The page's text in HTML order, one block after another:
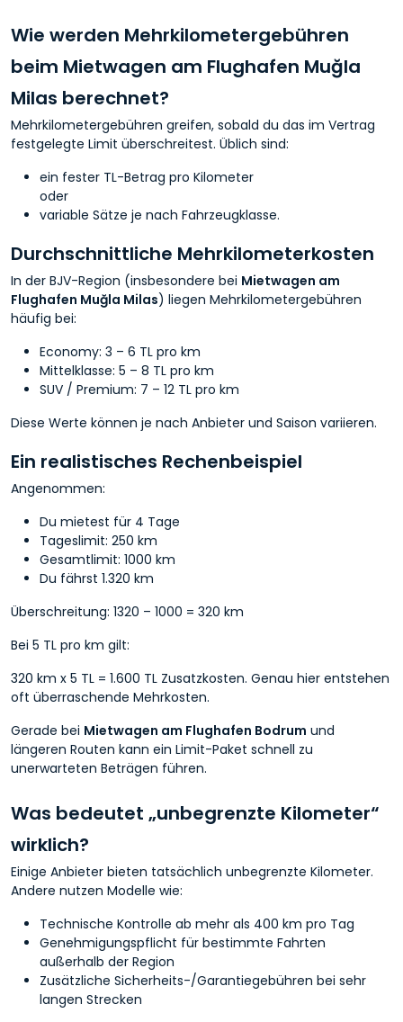
Wie werden Mehrkilometergebühren
beim Mietwagen am Flughafen Muğla
Milas berechnet?
Mehrkilometergebühren greifen, sobald du das im Vertrag
festgelegte Limit überschreitest. Üblich sind:
ein fester TL-Betrag pro Kilometer
oder
variable Sätze je nach Fahrzeugklasse.
Durchschnittliche Mehrkilometerkosten
In der BJV-Region (insbesondere bei Mietwagen am
Flughafen Muğla Milas) liegen Mehrkilometergebühren
häufig bei:
Economy: 3 – 6 TL pro km
Mittelklasse: 5 – 8 TL pro km
SUV / Premium: 7 – 12 TL pro km
Diese Werte können je nach Anbieter und Saison variieren.
Ein realistisches Rechenbeispiel
Angenommen:
Du mietest für 4 Tage
Tageslimit: 250 km
Gesamtlimit: 1000 km
Du fährst 1.320 km
Überschreitung: 1320 – 1000 = 320 km
Bei 5 TL pro km gilt:
320 km x 5 TL = 1.600 TL Zusatzkosten. Genau hier entstehen
oft überraschende Mehrkosten.
Gerade bei Mietwagen am Flughafen Bodrum und
längeren Routen kann ein Limit-Paket schnell zu
unerwarteten Beträgen führen.
Was bedeutet „unbegrenzte Kilometer“
wirklich?
Einige Anbieter bieten tatsächlich unbegrenzte Kilometer.
Andere nutzen Modelle wie:
Technische Kontrolle ab mehr als 400 km pro Tag
Genehmigungspflicht für bestimmte Fahrten
außerhalb der Region
Zusätzliche Sicherheits-/Garantiegebühren bei sehr
langen Strecken